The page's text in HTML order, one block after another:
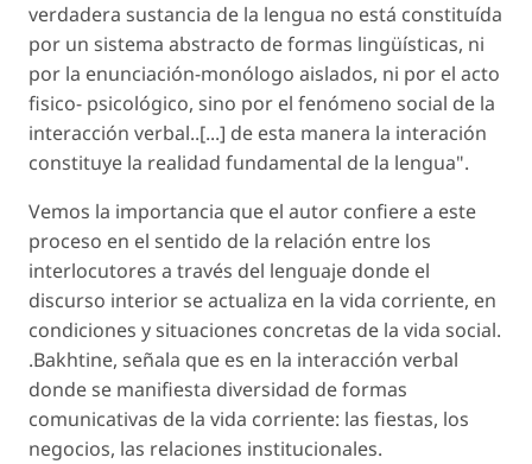
verdadera sustancia de la lengua no está constituída
por un sistema abstracto de formas lingüísticas, ni
por la enunciación-monólogo aislados, ni por el acto
fisico- psicológico, sino por el fenómeno social de la
interacción verbal..[...] de esta manera la interación
constituye la realidad fundamental de la lengua".
Vemos la importancia que el autor confiere a este
proceso en el sentido de la relación entre los
interlocutores a través del lenguaje donde el
discurso interior se actualiza en la vida corriente, en
condiciones y situaciones concretas de la vida social.
.Bakhtine, señala que es en la interacción verbal
donde se manifiesta diversidad de formas
comunicativas de la vida corriente: las fiestas, los
negocios, las relaciones institucionales.